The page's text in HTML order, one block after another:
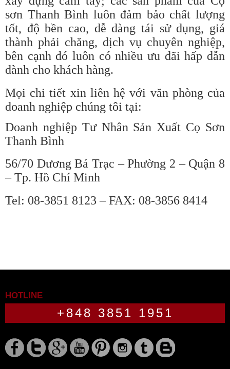
sơn Thanh Bình luôn đảm bảo chất lượng
tốt, độ bền cao, dễ dàng tái sử dụng, giá
thành phải chăng, dịch vụ chuyên nghiệp,
bên cạnh đó luôn có nhiều ưu đãi hấp dẫn
dành cho khách hàng.
Mọi chi tiết xin liên hệ với văn phòng của
doanh nghiệp chúng tôi tại:
Doanh nghiệp Tư Nhân Sản Xuất Cọ Sơn
Thanh Bình
56/70 Dương Bá Trạc – Phường 2 – Quận 8
– Tp. Hồ Chí Minh
Tel: 08-3851 8123 – FAX: 08-3856 8414
HOTLINE
+848 3851 1951